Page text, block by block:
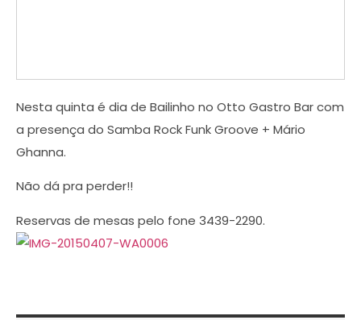
Nesta quinta é dia de Bailinho no Otto Gastro Bar com
a presença do Samba Rock Funk Groove + Mário
Ghanna.
Não dá pra perder!!
Reservas de mesas pelo fone 3439-2290.